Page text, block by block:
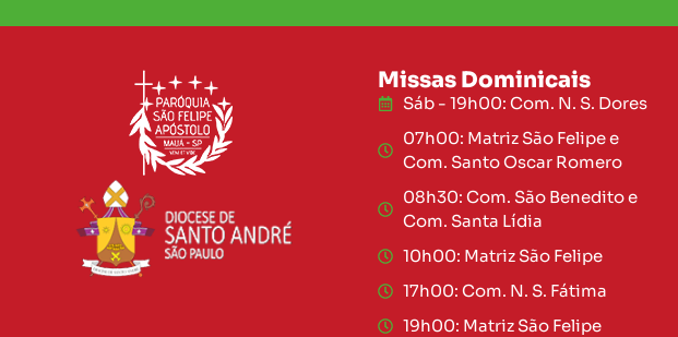
Missas Dominicais
Sáb - 19h00: Com. N. S. Dores
07h00: Matriz São Felipe e
Com. Santo Oscar Romero
08h30: Com. São Benedito e
Com. Santa Lídia
10h00: Matriz São Felipe
17h00: Com. N. S. Fátima
19h00: Matriz São Felipe